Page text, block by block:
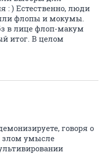
: ) Естественно, люди
флопы и мокумы.
в лице флоп-макум
итог. В целом
говоря о
злом умысле